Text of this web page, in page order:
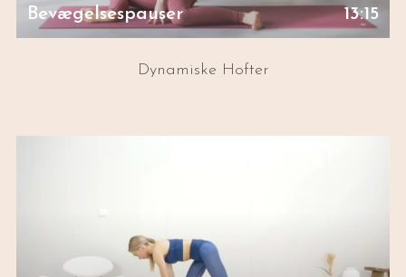
Bevægelsespauser 13:15
Dynamiske Hofter